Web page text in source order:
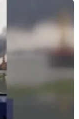
cóc.
ngộ độc cóc:
(người bệnh
chuyển
có điều kiện